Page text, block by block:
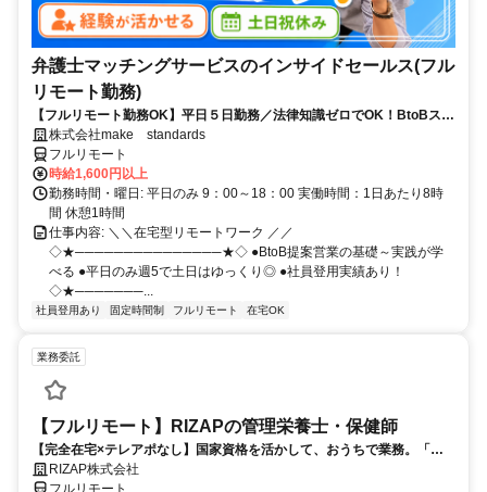
弁護士マッチングサービスのインサイドセールス(フル
リモート勤務)
【フルリモート勤務OK】平日５日勤務／法律知識ゼロでOK！BtoBスキ
ルが身につく営業職
株式会社make standards
フルリモート
時給1,600円以上
勤務時間・曜日: 平日のみ 9：00～18：00 実働時間：1日あたり8時
間 休憩1時間
仕事内容: ＼＼在宅型リモートワーク ／／
◇★───────────────★◇ ●BtoB提案営業の基礎～実践が学
べる ●平日のみ週5で土日はゆっくり◎ ●社員登用実績あり！
◇★───────...
社員登用あり 固定時間制 フルリモート 在宅OK
業務委託
【フルリモート】RIZAPの管理栄養士・保健師
【完全在宅×テレアポなし】国家資格を活かして、おうちで業務。「も
う一つの安心」を。主婦・Wワーカー活躍中！「平日の日中だけ」「夕
方以降の数時間だけ」など、生活リズムに合わせた時間調整が可能で
RIZAP株式会社
フルリモート